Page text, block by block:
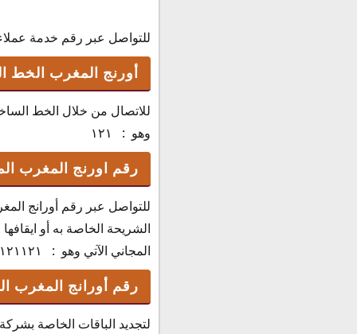
للتواصل عبر رقم خدمة عملاء
أورنج المغرب الخط
للاتصال من خلال الخط
وهو : ١٢١
رقم اورنج المغرب
للتواصل عبر رقم أورانج
الشريحة الخاصة به أو
المجاني الآتي وهو : ٢١٢٦٦٣١٢١١٢١
رقم أورانج المغرب
لتجديد الباقات الخاصة